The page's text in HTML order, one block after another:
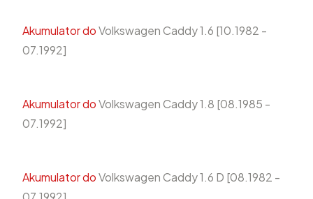
Akumulator doVolkswagen Caddy 1.6 [10.1982 -
07.1992]
Akumulator doVolkswagen Caddy 1.8 [08.1985 -
07.1992]
Akumulator doVolkswagen Caddy 1.6 D [08.1982 -